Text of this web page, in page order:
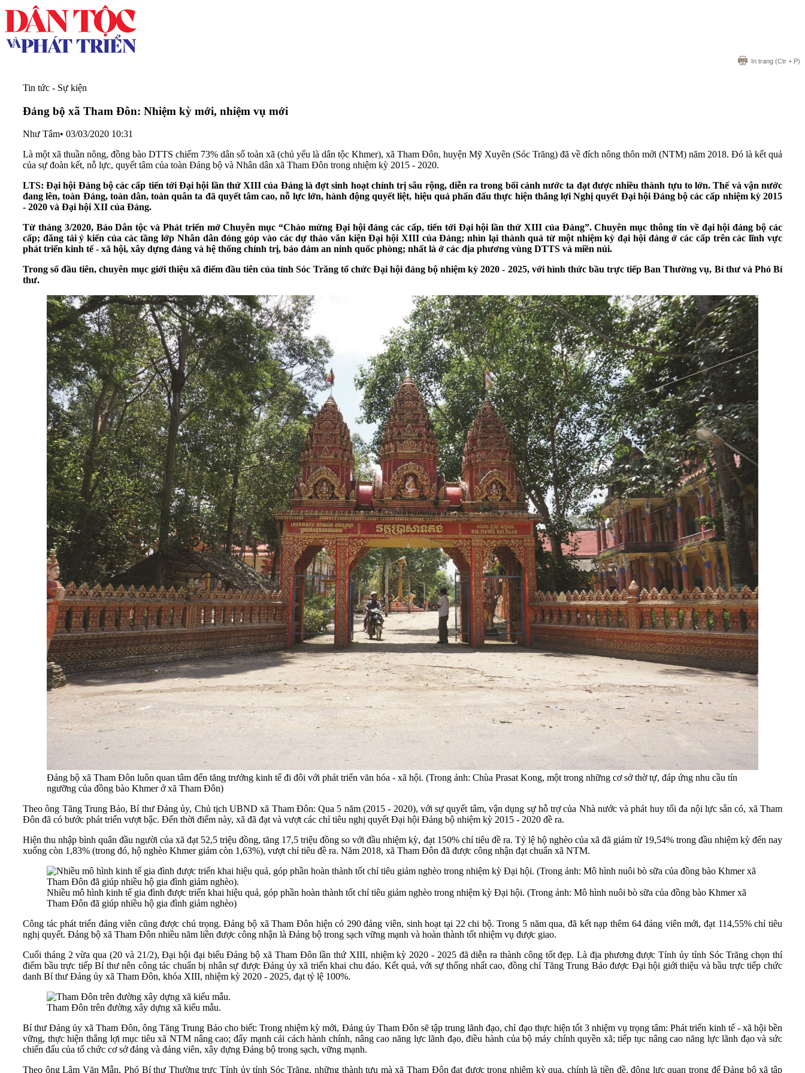
In trang (Ctr + P)
Tin tức - Sự kiện
Đảng bộ xã Tham Đôn: Nhiệm kỳ mới, nhiệm vụ mới
Như Tâm• 03/03/2020 10:31
Là một xã thuần nông, đồng bào DTTS chiếm 73% dân số toàn xã (chủ yếu là dân tộc Khmer), xã Tham Đôn, huyện Mỹ Xuyên (Sóc Trăng) đã về đích nông thôn mới (NTM) năm 2018. Đó là kết quả
của sự đoàn kết, nỗ lực, quyết tâm của toàn Đảng bộ và Nhân dân xã Tham Đôn trong nhiệm kỳ 2015 - 2020.
LTS: Đại hội Đảng bộ các cấp tiến tới Đại hội lần thứ XIII của Đảng là đợt sinh hoạt chính trị sâu rộng, diễn ra trong bối cảnh nước ta đạt được nhiều thành tựu to lớn. Thế và vận nước
đang lên, toàn Đảng, toàn dân, toàn quân ta đã quyết tâm cao, nỗ lực lớn, hành động quyết liệt, hiệu quả phấn đấu thực hiện thắng lợi Nghị quyết Đại hội Đảng bộ các cấp nhiệm kỳ 2015
- 2020 và Đại hội XII của Đảng.
Từ tháng 3/2020, Báo Dân tộc và Phát triển mở Chuyên mục “Chào mừng Đại hội đảng các cấp, tiến tới Đại hội lần thứ XIII của Đảng”. Chuyên mục thông tin về đại hội đảng bộ các
cấp; đăng tải ý kiến của các tầng lớp Nhân dân đóng góp vào các dự thảo văn kiện Đại hội XIII của Đảng; nhìn lại thành quả từ một nhiệm kỳ đại hội đảng ở các cấp trên các lĩnh vực
phát triển kinh tế - xã hội, xây dựng đảng và hệ thống chính trị, bảo đảm an ninh quốc phòng; nhất là ở các địa phương vùng DTTS và miền núi.
Trong số đầu tiên, chuyên mục giới thiệu xã điểm đầu tiên của tỉnh Sóc Trăng tổ chức Đại hội đảng bộ nhiệm kỳ 2020 - 2025, với hình thức bầu trực tiếp Ban Thường vụ, Bí thư và Phó Bí
thư.
Đảng bộ xã Tham Đôn luôn quan tâm đến tăng trưởng kinh tế đi đôi với phát triển văn hóa - xã hội. (Trong ảnh: Chùa Prasat Kong, một trong những cơ sở thờ tự, đáp ứng nhu cầu tín
ngưỡng của đồng bào Khmer ở xã Tham Đôn)
Theo ông Tăng Trung Bảo, Bí thư Đảng ủy, Chủ tịch UBND xã Tham Đôn: Qua 5 năm (2015 - 2020), với sự quyết tâm, vận dụng sự hỗ trợ của Nhà nước và phát huy tối đa nội lực sẵn có, xã Tham
Đôn đã có bước phát triển vượt bậc. Đến thời điểm này, xã đã đạt và vượt các chỉ tiêu nghị quyết Đại hội Đảng bộ nhiệm kỳ 2015 - 2020 đề ra.
Hiện thu nhập bình quân đầu người của xã đạt 52,5 triệu đồng, tăng 17,5 triệu đồng so với đầu nhiệm kỳ, đạt 150% chỉ tiêu đề ra. Tỷ lệ hộ nghèo của xã đã giảm từ 19,54% trong đầu nhiệm kỳ đến nay
xuống còn 1,83% (trong đó, hộ nghèo Khmer giảm còn 1,63%), vượt chỉ tiêu đề ra. Năm 2018, xã Tham Đôn đã được công nhận đạt chuẩn xã NTM.
Nhiều mô hình kinh tế gia đình được triển khai hiệu quả, góp phần hoàn thành tốt chỉ tiêu giảm nghèo trong nhiệm kỳ Đại hội. (Trong ảnh: Mô hình nuôi bò sữa của đồng bào Khmer xã
Tham Đôn đã giúp nhiều hộ gia đình giảm nghèo)
Công tác phát triển đảng viên cũng được chú trọng. Đảng bộ xã Tham Đôn hiện có 290 đảng viên, sinh hoạt tại 22 chi bộ. Trong 5 năm qua, đã kết nạp thêm 64 đảng viên mới, đạt 114,55% chỉ tiêu
nghị quyết. Đảng bộ xã Tham Đôn nhiều năm liền được công nhận là Đảng bộ trong sạch vững mạnh và hoàn thành tốt nhiệm vụ được giao.
Cuối tháng 2 vừa qua (20 và 21/2), Đại hội đại biểu Đảng bộ xã Tham Đôn lần thứ XIII, nhiệm kỳ 2020 - 2025 đã diễn ra thành công tốt đẹp. Là địa phương được Tỉnh ủy tỉnh Sóc Trăng chọn thí
điểm bầu trực tiếp Bí thư nên công tác chuẩn bị nhân sự được Đảng ủy xã triển khai chu đáo. Kết quả, với sự thống nhất cao, đồng chí Tăng Trung Bảo được Đại hội giới thiệu và bầu trực tiếp chức
danh Bí thư Đảng ủy xã Tham Đôn, khóa XIII, nhiệm kỳ 2020 - 2025, đạt tỷ lệ 100%.
Tham Đôn trên đường xây dựng xã kiểu mẫu.
Bí thư Đảng ủy xã Tham Đôn, ông Tăng Trung Bảo cho biết: Trong nhiệm kỳ mới, Đảng ủy Tham Đôn sẽ tập trung lãnh đạo, chỉ đạo thực hiện tốt 3 nhiệm vụ trọng tâm: Phát triển kinh tế - xã hội bền
vững, thực hiện thắng lợi mục tiêu xã NTM nâng cao; đẩy mạnh cải cách hành chính, nâng cao năng lực lãnh đạo, điều hành của bộ máy chính quyền xã; tiếp tục nâng cao năng lực lãnh đạo và sức
chiến đấu của tổ chức cơ sở đảng và đảng viên, xây dựng Đảng bộ trong sạch, vững mạnh.
Theo ông Lâm Văn Mẫn, Phó Bí thư Thường trực Tỉnh ủy tỉnh Sóc Trăng, những thành tựu mà xã Tham Đôn đạt được trong nhiệm kỳ qua, chính là tiền đề, động lực quan trọng để Đảng bộ xã tập